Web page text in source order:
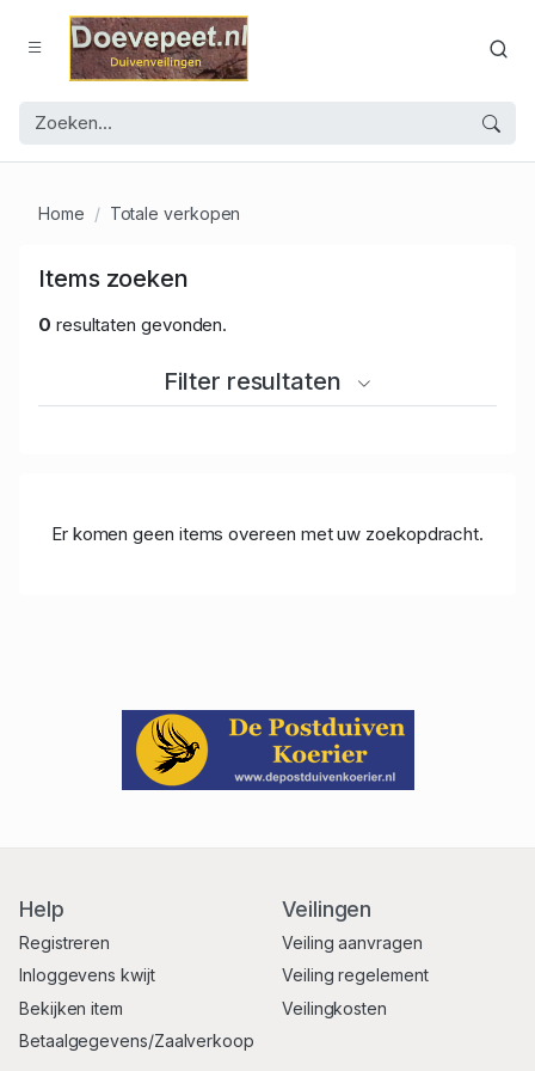
Home Totale verkopen
Items zoeken
0 resultaten gevonden.
Filter resultaten
Er komen geen items overeen met uw zoekopdracht.
Help
Registreren
Inloggevens kwijt
Bekijken item
Betaalgegevens/Zaalverkoop
Veilingen
Veiling aanvragen
Veiling regelement
Veilingkosten